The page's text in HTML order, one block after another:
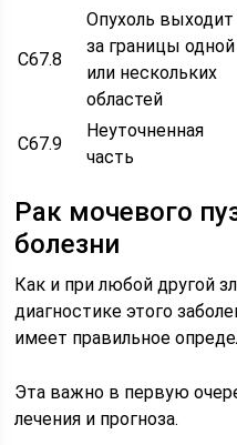
C67.8
Опухоль выходит
за границы одной
или нескольких
областей
C67.9
Неуточненная
часть
Рак мочевого
болезни
Как и при любой другой
диагностике этого
имеет правильное
Эта важно в первую
лечения и прогноза.